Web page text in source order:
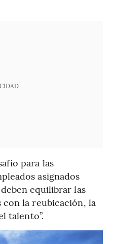
para las
asignados
equilibrar las
con la reubicación, la
talento”.